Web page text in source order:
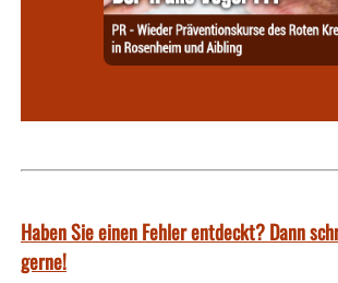
Haben Sie einen Fehler entdeckt? Dann
gerne!